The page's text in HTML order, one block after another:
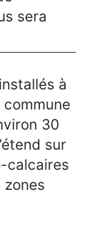
sera
à
30
sur
calcaires